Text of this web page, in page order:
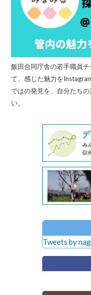
飯田合同庁舎の若手職員
て、感じた魅力を
ではの発見を、自分たち
い。
Tweets by